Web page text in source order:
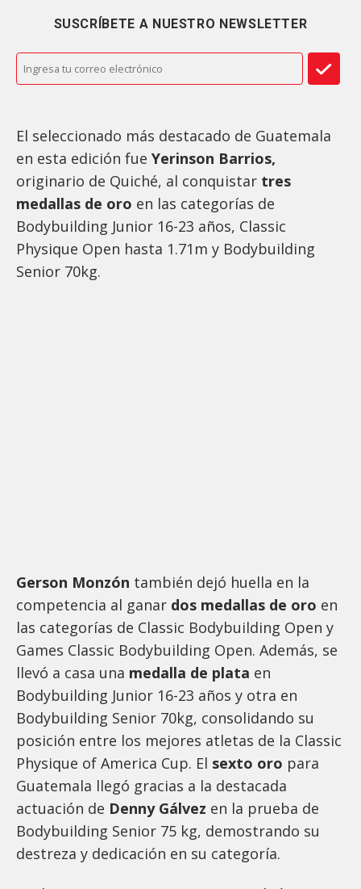
SUSCRÍBETE A NUESTRO NEWSLETTER
El seleccionado más destacado de Guatemala
en esta edición fue Yerinson Barrios,
originario de Quiché, al conquistar tres
medallas de oro en las categorías de
Bodybuilding Junior 16-23 años, Classic
Physique Open hasta 1.71m y Bodybuilding
Senior 70kg.
Gerson Monzón también dejó huella en la
competencia al ganar dos medallas de oro en
las categorías de Classic Bodybuilding Open y
Games Classic Bodybuilding Open. Además, se
llevó a casa una medalla de plata en
Bodybuilding Junior 16-23 años y otra en
Bodybuilding Senior 70kg, consolidando su
posición entre los mejores atletas de la Classic
Physique of America Cup. El sexto oro para
Guatemala llegó gracias a la destacada
actuación de Denny Gálvez en la prueba de
Bodybuilding Senior 75 kg, demostrando su
destreza y dedicación en su categoría.